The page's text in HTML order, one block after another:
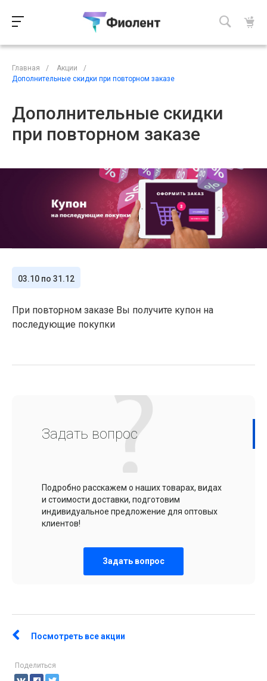
Главная / Акции
/
Дополнительные скидки при повторном заказе
Дополнительные скидки
при повторном заказе
03.10 по 31.12
При повторном заказе Вы получите купон на
последующие покупки
Задать вопрос
Подробно расскажем о наших товарах, видах
и стоимости доставки, подготовим
индивидуальное предложение для оптовых
клиентов!
Задать вопрос
Посмотреть все акции
Поделиться